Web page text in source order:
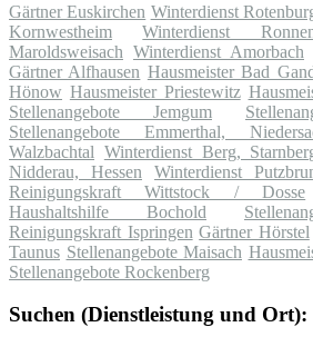
Gärtner Euskirchen Winterdienst
Kornwestheim
Winterdienst
Maroldsweisach Winterdienst Amorbach
Gärtner Alfhausen Hausmeister Bad
Hönow Hausmeister Priestewitz
Stellenangebote Jemgum
Stellenangebote Emmerthal,
Walzbachtal Winterdienst Berg,
Nidderau, Hessen
Winterdienst
Reinigungskraft Wittstock / Dosse
Haushaltshilfe Bochold
Reinigungskraft Ispringen Gärtner Hörstel
Taunus Stellenangebote Maisach
Stellenangebote Rockenberg
Suchen (Dienstleistung und Ort):